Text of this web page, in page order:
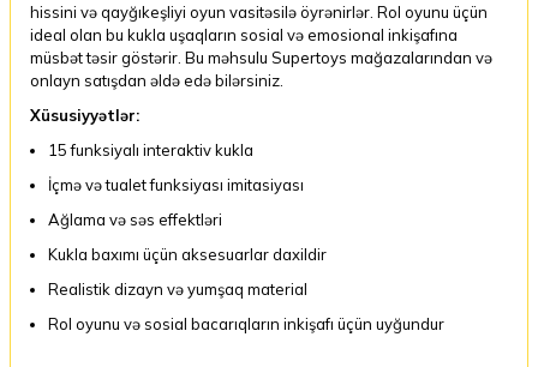
hissini və qayğıkeşliyi oyun vasitəsilə öyrənirlər. Rol oyunu üçün
ideal olan bu kukla uşaqların sosial və emosional inkişafına
müsbət təsir göstərir. Bu məhsulu Supertoys mağazalarından və
onlayn satışdan əldə edə bilərsiniz.
Xüsusiyyətlər:
15 funksiyalı interaktiv kukla
İçmə və tualet funksiyası imitasiyası
Ağlama və səs effektləri
Kukla baxımı üçün aksesuarlar daxildir
Realistik dizayn və yumşaq material
Rol oyunu və sosial bacarıqların inkişafı üçün uyğundur